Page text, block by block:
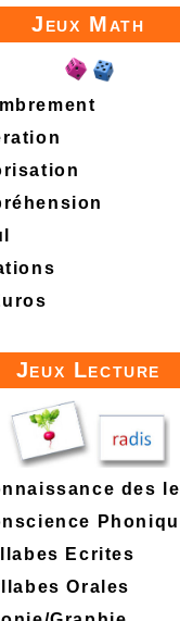
Jeux Math
Jeux Lecture
des
Ecrites
Orales